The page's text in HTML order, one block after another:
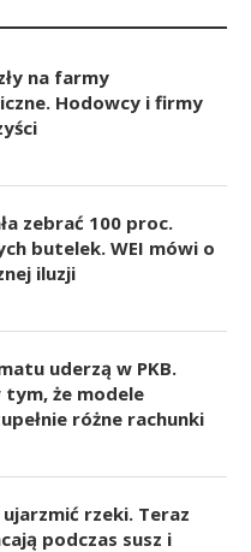
na farmy
Hodowcy i firmy
zebrać 100 proc.
butelek. WEI mówi o
iluzji
uderzą w PKB.
tym, że modele
różne rachunki
ujarzmić rzeki. Teraz
podczas susz i